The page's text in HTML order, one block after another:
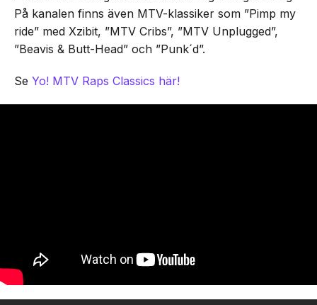
På kanalen finns även MTV-klassiker som ”Pimp my
ride” med Xzibit, ”MTV Cribs”, ”MTV Unplugged”,
”Beavis & Butt-Head” och ”Punk´d”.
Se Yo! MTV Raps Classics här!